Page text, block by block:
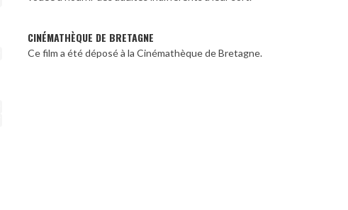
CINÉMATHÈQUE DE BRETAGNE
Ce film a été déposé à la Cinémathèque de Bretagne.